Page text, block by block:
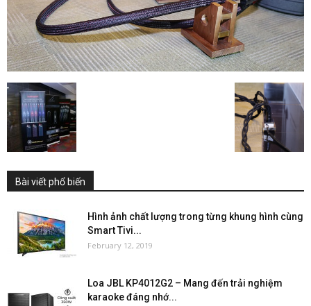
Bài viết phổ biến
Hình ảnh chất lượng trong từng khung hình cùng
Smart Tivi...
February 12, 2019
Loa JBL KP4012G2 – Mang đến trải nghiệm
karaoke đáng nhớ...